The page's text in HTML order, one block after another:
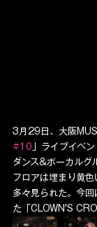
3月29日、大阪
#10 」ライブイベ
ダンス&ボーカルグ
フロアは埋まり黄
多々見られた。今
た「CLOWN'S